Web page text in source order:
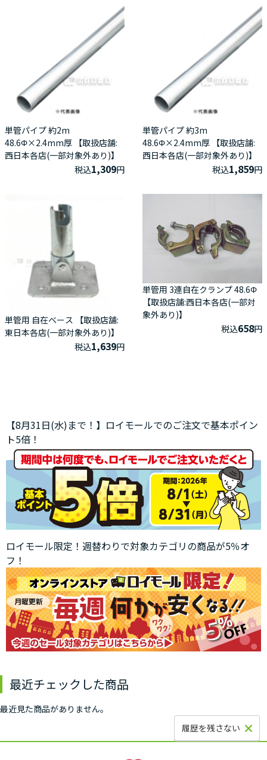
単管パイプ 約2m
48.6Φ×2.4mm厚 【取扱店舗:
西日本各店(一部対象外あり)】
税込1,309円
単管パイプ 約3m
48.6Φ×2.4mm厚 【取扱店舗:
西日本各店(一部対象外あり)】
税込1,859円
単管用 自在ベース 【取扱店舗:
東日本各店(一部対象外あり)】
税込1,639円
単管用 3連自在クランプ 48.6Φ
【取扱店舗:西日本各店(一部対
象外あり)】
税込658円
【8月31日(水)まで！】ロイモールでのご注文で基本ポイン
ト5倍！
ロイモール限定！週替わりで対象カテゴリの商品が5％オ
フ！
最近チェックした商品
最近見た商品がありません。
履歴を残さない